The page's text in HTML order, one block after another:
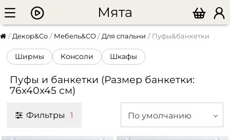
Мята
Декор&Co Мебель&CO Для спальни Пуфы&банкетки
Ширмы Консоли Шкафы
Пуфы и банкетки (Размер банкетки:
76x40x45 см)
Фильтры 1 По умолчанию